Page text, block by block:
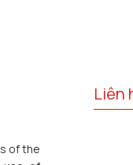
of the
Liên